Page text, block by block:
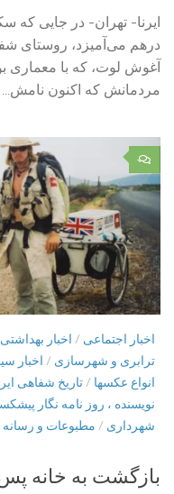
ایرنا- تهران- در جایی که
درهم می‌آمیزد، روستای
آغوش لوت، که با معماری
مردمانش که اکنون نامش...
۰
اخبار اجتماعی / اخبار
ترابری و شهرسازی / اخبار
انواع عکسها /تاریخ شفاهی
نویسنده ، روز نامه نگار
شهرداری / مطبوعات و رسانه